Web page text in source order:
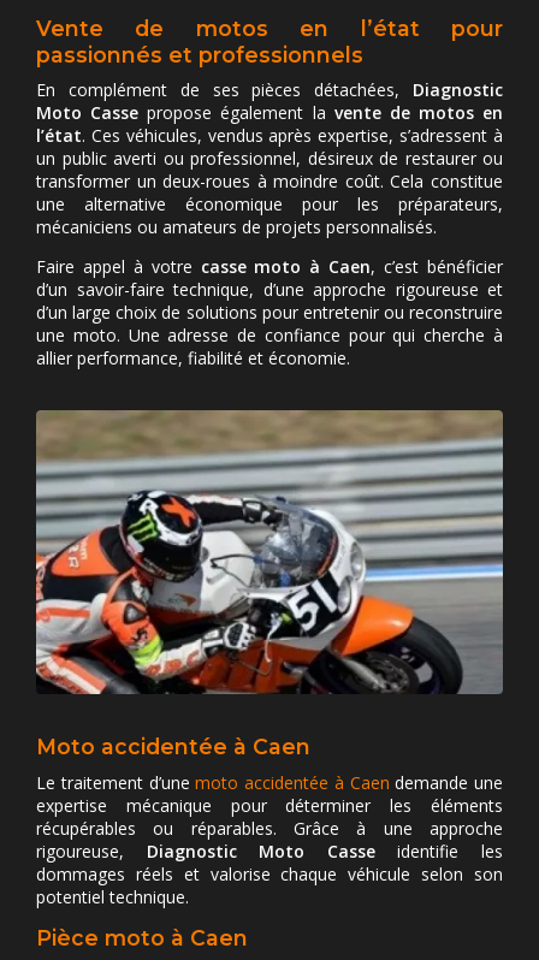
Vente de motos en l’état pour
passionnés et professionnels
En complément de ses pièces détachées, Diagnostic
Moto Casse propose également la vente de motos en
l’état. Ces véhicules, vendus après expertise, s’adressent à
un public averti ou professionnel, désireux de restaurer ou
transformer un deux-roues à moindre coût. Cela constitue
une alternative économique pour les préparateurs,
mécaniciens ou amateurs de projets personnalisés.
Faire appel à votre casse moto à Caen, c’est bénéficier
d’un savoir-faire technique, d’une approche rigoureuse et
d’un large choix de solutions pour entretenir ou reconstruire
une moto. Une adresse de confiance pour qui cherche à
allier performance, fiabilité et économie.
Moto accidentée à Caen
Le traitement d’unemoto accidentée à Caen demande une
expertise mécanique pour déterminer les éléments
récupérables ou réparables. Grâce à une approche
rigoureuse, Diagnostic Moto Casseidentifie les
dommages réels et valorise chaque véhicule selon son
potentiel technique.
Pièce moto à Caen